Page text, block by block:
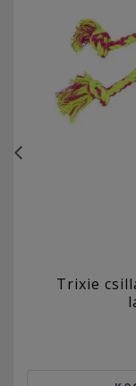
Trixie